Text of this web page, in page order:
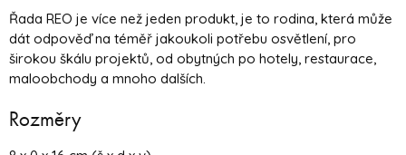
Řada REO je více než jeden produkt, je to rodina, která může
dát odpověď na téměř jakoukoli potřebu osvětlení, pro
širokou škálu projektů, od obytných po hotely, restaurace,
maloobchody a mnoho dalších.
Rozměry